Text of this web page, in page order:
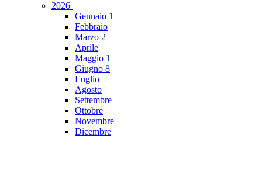
2026
Gennaio 1
Febbraio
Marzo 2
Aprile
Maggio 1
Giugno 8
Luglio
Agosto
Settembre
Ottobre
Novembre
Dicembre